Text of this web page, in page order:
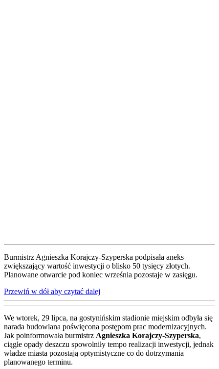
Burmistrz Agnieszka Korajczy-Szyperska podpisała aneks
zwiększający wartość inwestycji o blisko 50 tysięcy złotych.
Planowane otwarcie pod koniec września pozostaje w zasięgu.
Przewiń w dół aby czytać dalej
We wtorek, 29 lipca, na gostynińskim stadionie miejskim odbyła się
narada budowlana poświęcona postępom prac modernizacyjnych.
Jak poinformowała burmistrz Agnieszka Korajczy-Szyperska,
ciągłe opady deszczu spowolniły tempo realizacji inwestycji, jednak
władze miasta pozostają optymistyczne co do dotrzymania
planowanego terminu.